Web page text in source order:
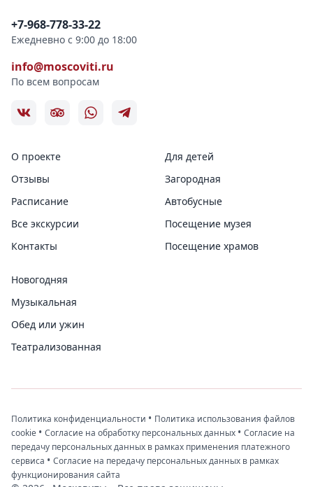
Контактная информация
+7-968-778-33-22
Ежедневно с 9:00 до 18:00
info@moscoviti.ru
По всем вопросам
О проекте
Отзывы
Расписание
Все экскурсии
Контакты
Для детей
Загородная
Автобусные
Посещение музея
Посещение храмов
Новогодняя
Музыкальная
Обед или ужин
Театрализованная
Политика конфиденциальности • Политика использования файлов
cookie • Согласие на обработку персональных данных • Согласие на
передачу персональных данных в рамках применения платежного
сервиса • Согласие на передачу персональных данных в рамках
функционирования сайта